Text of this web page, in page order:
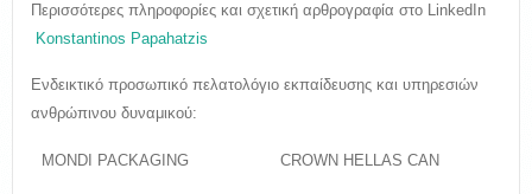
Περισσότερες πληροφορίες και σχετική αρθρογραφία στο LinkedIn
Konstantinos Papahatzis
Ενδεικτικό προσωπικό πελατολόγιο εκπαίδευσης και υπηρεσιών
ανθρώπινου δυναμικού:
 MONDI PACKAGING  CROWN HELLAS CAN